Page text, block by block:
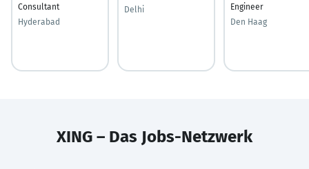
Consultant
Hyderabad
Delhi
Engineer
Den Haag
XING – Das Jobs-Netzwerk